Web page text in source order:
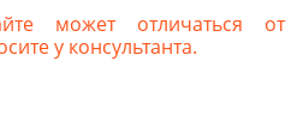
может отличаться от
у консультанта.